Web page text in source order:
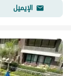
الإيميل